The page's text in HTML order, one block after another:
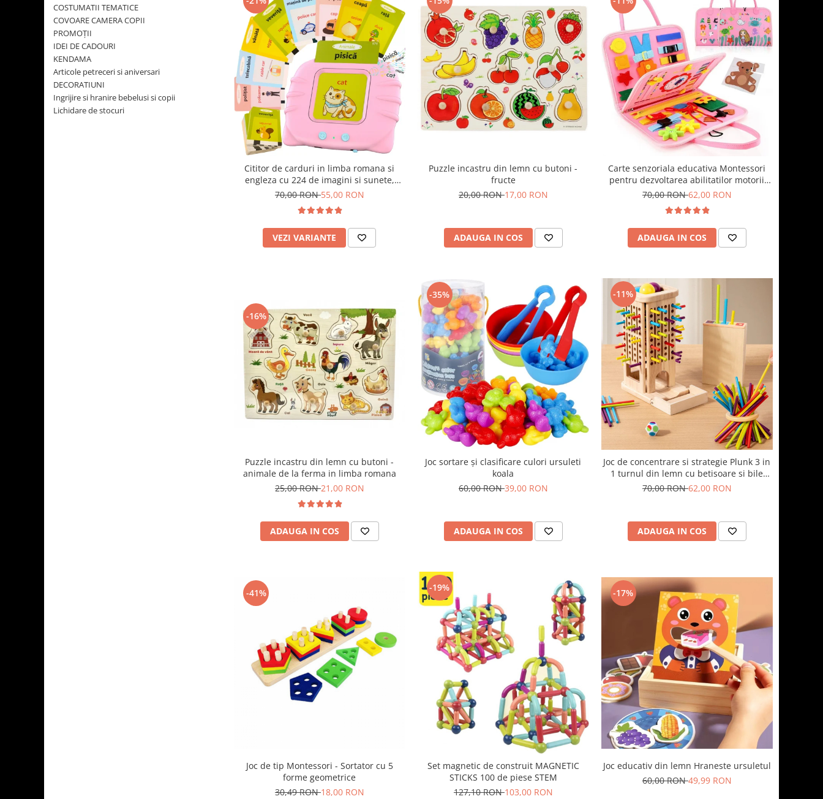
COSTUMATII TEMATICE
COVOARE CAMERA COPII
PROMOŢII
IDEI DE CADOURI
KENDAMA
Articole petreceri si aniversari
DECORATIUNI
Ingrijire si hranire bebelusi si copii
Lichidare de stocuri
Cititor de carduri in limba romana si
engleza cu 224 de imagini si sunete,
incarcare USB
70,00 RON55,00 RON
VEZI VARIANTE
Puzzle incastru din lemn cu butoni -
fructe
20,00 RON17,00 RON
ADAUGA IN COS
Carte senzoriala educativa Montessori
pentru dezvoltarea abilitatilor motorii
model sirene/litere roz
70,00 RON62,00 RON
ADAUGA IN COS
-16%
Puzzle incastru din lemn cu butoni -
animale de la ferma in limba romana
25,00 RON21,00 RON
ADAUGA IN COS
-35%
Joc sortare şi clasificare culori ursuleti
koala
60,00 RON39,00 RON
ADAUGA IN COS
-11%
Joc de concentrare si strategie Plunk 3 in
1 turnul din lemn cu betisoare si bile
colorate
70,00 RON62,00 RON
ADAUGA IN COS
-41%
Joc de tip Montessori - Sortator cu 5
forme geometrice
30,49 RON18,00 RON
-19%
Set magnetic de construit MAGNETIC
STICKS 100 de piese STEM
127,10 RON103,00 RON
-17%
Joc educativ din lemn Hraneste ursuletul
60,00 RON49,99 RON